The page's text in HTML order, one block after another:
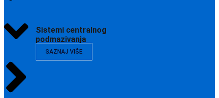
Sistemi centralnog
podmazivanja
SAZNAJ VIŠE